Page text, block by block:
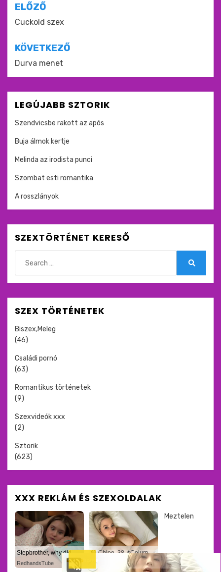
Bejegyzés
navigáció
ELŐZŐ
Cuckold szex
KÖVETKEZŐ
Durva menet
LEGÚJABB SZTORIK
Szendvicsbe rakott az após
Buja álmok kertje
Melinda az irodista punci
Szombat esti romantika
A rosszlányok
SZEXTÖRTÉNET KERESŐ
for:
SZEX TÖRTÉNETEK
Biszex,Meleg
(46)
Családi pornó
(63)
Romantikus történetek
(9)
Szexvideók xxx
(2)
Sztorik
(623)
XXX REKLÁM ÉS SZEXOLDALAK
RedhandsTube
💚 Chloe, 38📍Columbus
xDate.us
Meztelen